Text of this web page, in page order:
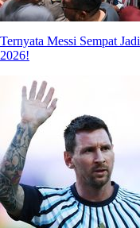
Ternyata Messi Sempat
2026!